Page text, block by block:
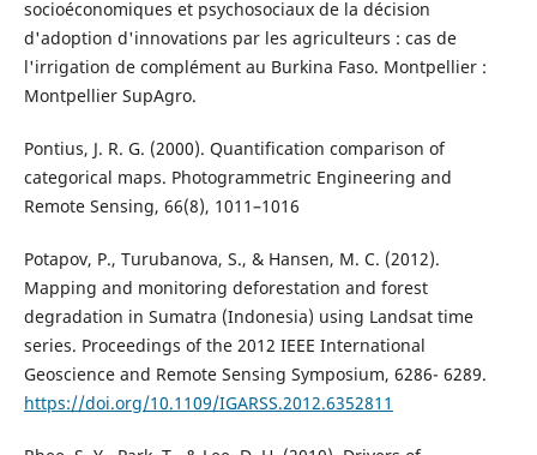
socioéconomiques et psychosociaux de la décision
d'adoption d'innovations par les agriculteurs : cas de
l'irrigation de complément au Burkina Faso. Montpellier :
Montpellier SupAgro.
Pontius, J. R. G. (2000). Quantification comparison of
categorical maps. Photogrammetric Engineering and
Remote Sensing, 66(8), 1011–1016
Potapov, P., Turubanova, S., & Hansen, M. C. (2012).
Mapping and monitoring deforestation and forest
degradation in Sumatra (Indonesia) using Landsat time
series. Proceedings of the 2012 IEEE International
Geoscience and Remote Sensing Symposium, 6286- 6289.
https://doi.org/10.1109/IGARSS.2012.6352811